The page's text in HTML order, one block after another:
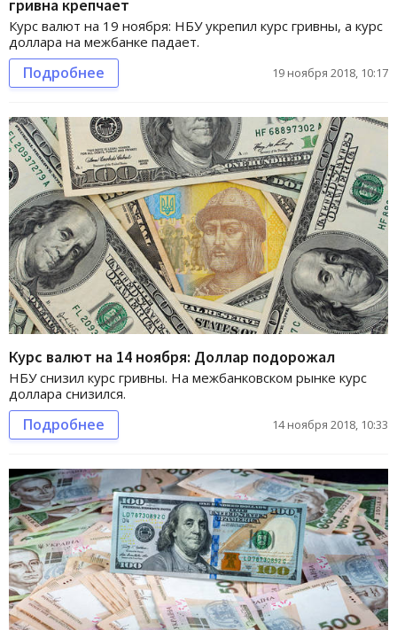
гривна крепчает
Курс валют на 19 ноября: НБУ укрепил курс гривны, а курс
доллара на межбанке падает.
Подробнее 19 ноября 2018, 10:17
Курс валют на 14 ноября: Доллар подорожал
НБУ снизил курс гривны. На межбанковском рынке курс
доллара снизился.
Подробнее 14 ноября 2018, 10:33